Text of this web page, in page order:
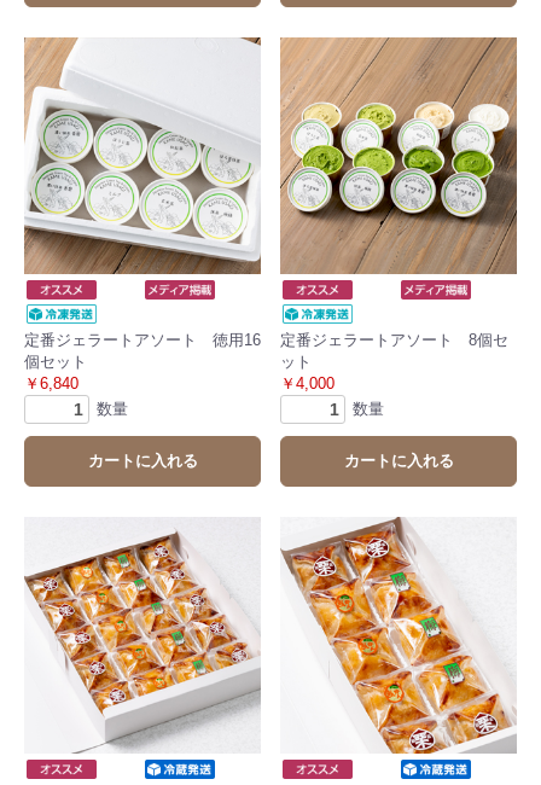
定番ジェラートアソート 徳用16
個セット
￥6,840
数量
カートに入れる
定番ジェラートアソート 8個セ
ット
￥4,000
数量
カートに入れる